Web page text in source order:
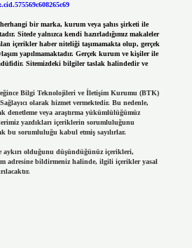
bir marka, kurum veya şahıs şirketi ile
Sitede yalnızca kendi hazırladığımız makaleler
içerikler haber niteliği taşımamakta olup, gerçek
yapılmamaktadır. Gerçek kurum ve kişiler ile
Sitemizdeki bilgiler taslak halindedir ve
Bilgi Teknolojileri ve İletişim Kurumu (BTK)
olarak hizmet vermektedir. Bu nedenle,
denetleme veya araştırma yükümlülüğümüz
yazdıkları içeriklerin sorumluluğunu
bu sorumluluğu kabul etmiş sayılırlar.
aykırı olduğunu düşündüğünüz içerikleri,
adresine bildirmeniz halinde, ilgili içerikler yasal